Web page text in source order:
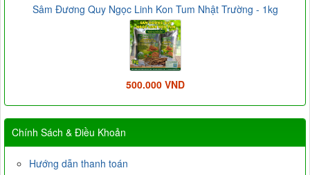
Sâm Đương Quy Ngọc Linh Kon Tum Nhật Trường - 1kg
500.000 VND
Chính Sách & Điều Khoản
Hướng dẫn thanh toán